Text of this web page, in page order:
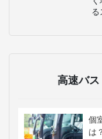
る
高速バ
個
は